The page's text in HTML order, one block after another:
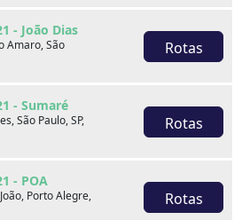
- João Dias
Amaro, São
Rotas
- Sumaré
São Paulo, SP,
Rotas
- POA
Porto Alegre,
Rotas